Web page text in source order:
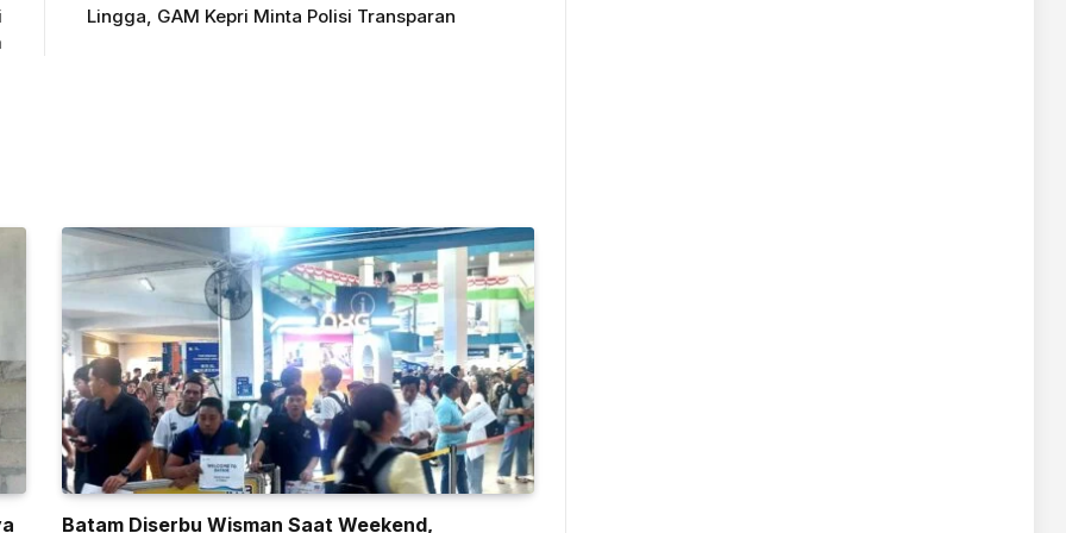
Lingga, GAM Kepri Minta Polisi Transparan
Batam Diserbu Wisman Saat Weekend,